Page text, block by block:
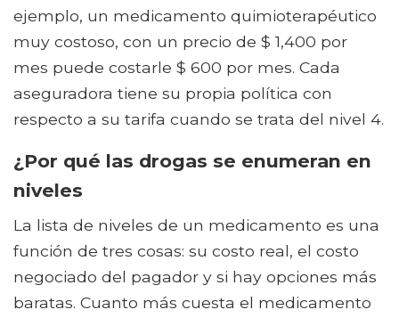
ejemplo, un medicamento quimioterapéutico
muy costoso, con un precio de $ 1,400 por
mes puede costarle $ 600 por mes. Cada
aseguradora tiene su propia política con
respecto a su tarifa cuando se trata del nivel 4.
¿Por qué las drogas se enumeran en
niveles
La lista de niveles de un medicamento es una
función de tres cosas: su costo real, el costo
negociado del pagador y si hay opciones más
baratas. Cuanto más cuesta el medicamento